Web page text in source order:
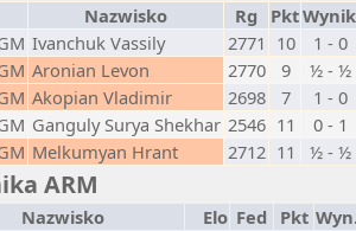
Nazwisko Rg PktWynik
Ivanchuk Vassily 2771 10
1 - 0
Aronian Levon 2770 9
½ - ½
Akopian Vladimir 2698 7
1 - 0
Ganguly Surya Shekhar 2546 11
0 - 1
Melkumyan Hrant 2712 11 ½ - ½
ARM
Nazwisko Elo Fed Pkt